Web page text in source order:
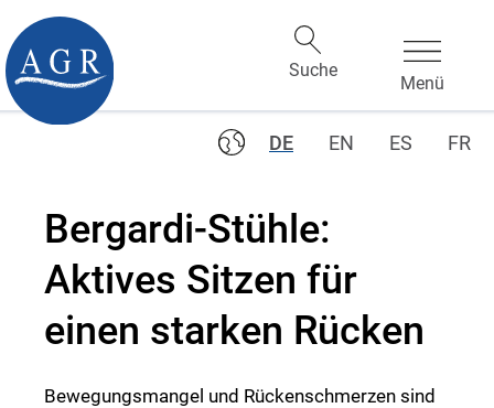
DE EN ES FR
Bergardi-Stühle:
Aktives Sitzen für
einen starken Rücken
Bewegungsmangel und Rückenschmerzen sind